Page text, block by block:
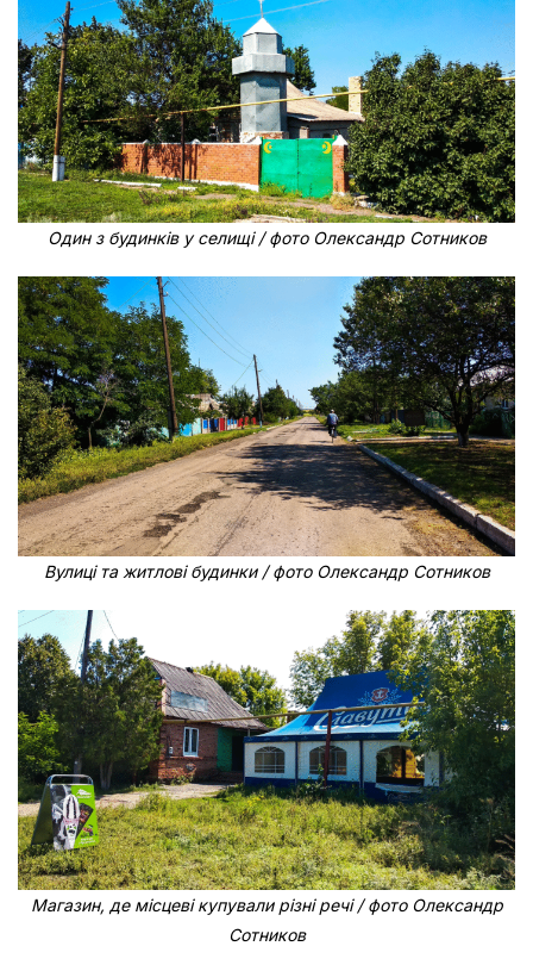
Один з будинків у селищі / фото Олександр Сотников
Вулиці та житлові будинки / фото Олександр Сотников
Магазин, де місцеві купували різні речі / фото Олександр
Сотников